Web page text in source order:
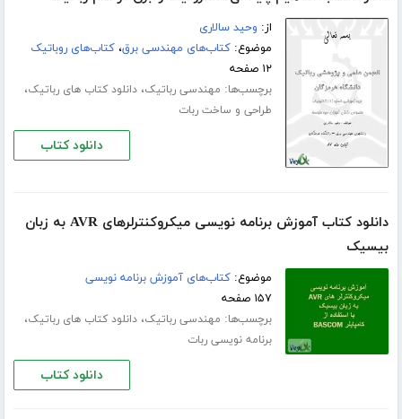
از: وحید سالاری
موضوع:کتاب‌های مهندسی برق،کتاب‌های روباتیک
۱۲ صفحه
برچسب‌ها: مهندسی رباتیک،دانلود کتاب های رباتیک،
طراحی و ساخت ربات
دانلود کتاب
دانلود کتاب آموزش برنامه نویسی میکروکنترلرهای AVR به زبان
بیسیک
موضوع:کتاب‌های آموزش برنامه نویسی
۱۵۷ صفحه
برچسب‌ها: مهندسی رباتیک،دانلود کتاب های رباتیک،
برنامه نویسی ربات
دانلود کتاب